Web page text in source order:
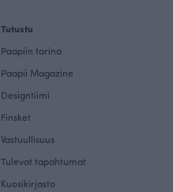
Tutustu
Paapiin tarina
Paapii Magazine
Designtiimi
Finsket
Vastuullisuus
Tulevat tapahtumat
Kuosikirjasto